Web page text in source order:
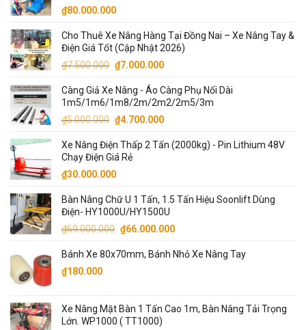
₫80.000.000
Cho Thuê Xe Nâng Hàng Tại Đồng Nai – Xe Nâng Tay &
Điện Giá Tốt (Cập Nhật 2026)
₫7.500.000 Giá
là:
₫7.500.000.
₫7.000.000Giá
tại
là:
₫7.000.000.
Càng Giả Xe Nâng - Áo Càng Phụ Nối Dài
1m5/1m6/1m8/2m/2m2/2m5/3m
₫5.000.000 Giá
là:
₫5.000.000.
₫4.700.000Giá
tại
Xe Nâng Điện Thấp 2 Tấn (2000kg) - Pin Lithium 48V
Chạy Điện Giá Rẻ
₫30.000.000
Bàn Nâng Chữ U 1 Tấn, 1.5 Tấn Hiệu Soonlift Dùng
Điện- HY1000U/HY1500U
₫69.000.000 Giá
là:
₫66.000.000Giá
tại
Bánh Xe 80x70mm, Bánh Nhỏ Xe Nâng Tay
₫180.000
Xe Nâng Mặt Bàn 1 Tấn Cao 1m, Bàn Nâng Tải Trọng
Lớn. WP1000 ( TT1000)